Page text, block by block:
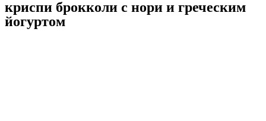
криспи брокколи с нори и греческим
йогуртом